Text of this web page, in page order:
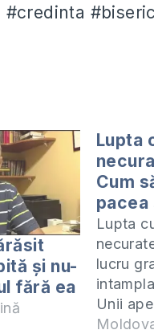
și nu-
fără ea
Lupta
Cum
pacea
Lupta
lucru
Unii
care